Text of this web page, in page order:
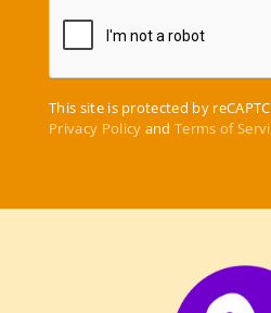
This site is protected by
Privacy Policy andTerms of